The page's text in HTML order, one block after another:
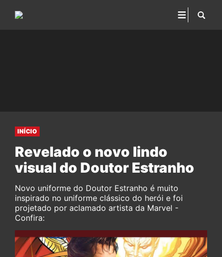
INÍCIO
Revelado o novo lindo
visual do Doutor Estranho
Novo uniforme do Doutor Estranho é muito
inspirado no uniforme clássico do herói e foi
projetado por aclamado artista da Marvel -
Confira: